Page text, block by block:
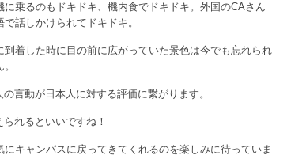
に乗るのもドキドキ、機内食でドキドキ。外国のCAさん
で話しかけられてドキドキ。
到着した時に目の前に広がっていた景色は今でも忘れられ
言動が日本人に対する評価に繋がります。
れるといいですね！
キャンパスに戻ってきてくれるのを楽しみに待っていま